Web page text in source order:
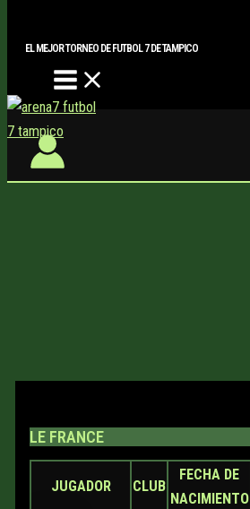
EL MEJOR TORNEO DE FUTBOL 7 DE TAMPICO
LE FRANCE
JUGADOR CLUB
FECHA DE
NACIMIENTO